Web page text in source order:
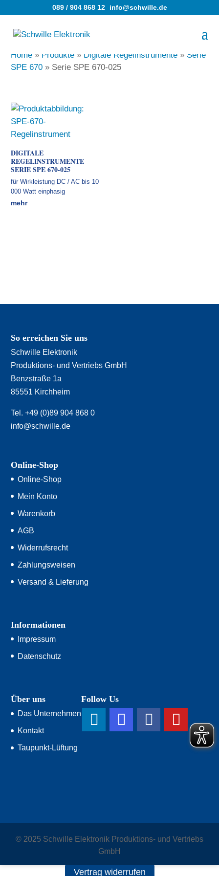
089 / 904 868 12 info@schwille.de
Home»Produkte»Digitale Regelinstrumente»Serie
SPE 670 » Serie SPE 670-025
DIGITALE
REGELINSTRUMENTE
SERIE SPE 670-025
für Wirkleistung DC / AC bis 10
000 Watt einphasig
mehr
So erreichen Sie uns
Schwille Elektronik
Produktions- und Vertriebs GmbH
Benzstraße 1a
85551 Kirchheim
Tel. +49 (0)89 904 868 0
info@schwille.de
Online-Shop
Online-Shop
Mein Konto
Warenkorb
AGB
Widerrufsrecht
Zahlungsweisen
Versand & Lieferung
Informationen
Impressum
Datenschutz
Über uns
Das Unternehmen
Kontakt
Taupunkt-Lüftung
Follow Us
© 2025 Schwille Elektronik Produktions- und Vertriebs
GmbH
Vertrag widerrufen